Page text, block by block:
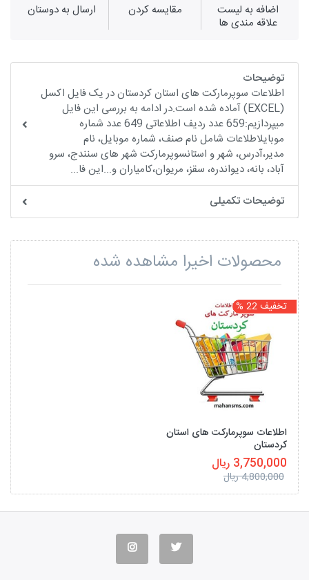
اضافه به لیست
علاقه مندی ها
مقايسه كردن ارسال به دوستان
توضیحات
اطلاعات سوپرمارکت های استان کردستان در یک فایل اکسل
(EXCEL) آماده شده است.در ادامه به بررسی این فایل
میپردازیم:659 عدد ردیف اطلاعاتی 649 عدد شماره
موبایلاطلاعات شامل نام صنف، شماره موبایل، نام
مدیر،آدرس، شهر و استانسوپرمارکت شهر های سنندج، سرو
آباد، بانه، دیواندره، سقز، مریوان،کامیاران و...این فا...
توضیحات تکمیلی
محصولات اخیرا مشاهده شده
تخفیف 22 %
اطلاعات سوپرمارکت های استان
کردستان
3,750,000 ریال
4,800,000 ریال